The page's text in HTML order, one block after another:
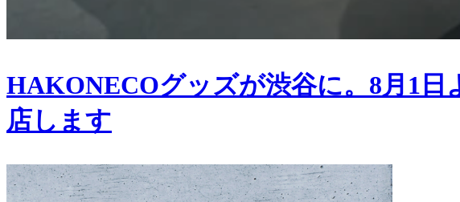
HAKONECOグッズが渋谷に。8月1日
店します